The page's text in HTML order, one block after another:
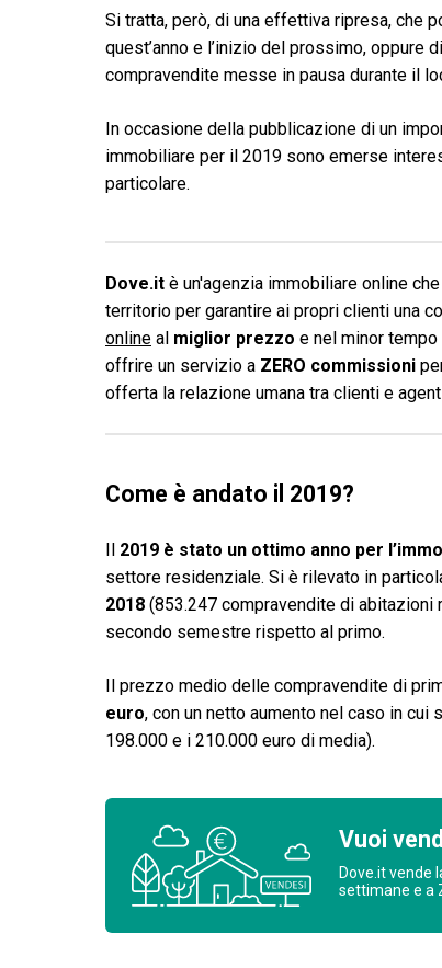
Si tratta, però, di una effettiva ripresa, che
quest’anno e l’inizio del prossimo, oppure
compravendite messe in pausa durante il
In occasione della pubblicazione di un
immobiliare per il 2019 sono emerse
particolare.
Dove.it è un'agenzia immobiliare online
territorio per garantire ai propri clienti una
online al miglior prezzo e nel minor
offrire un servizio a ZERO commissioni
offerta la relazione umana tra clienti e
Come è andato il 2019?
Il 2019 è stato un ottimo anno per
settore residenziale. Si è rilevato in
2018 (853.247 compravendite di
secondo semestre rispetto al primo.
Il prezzo medio delle compravendite di
euro, con un netto aumento nel caso in
198.000 e i 210.000 euro di media).
Vuoi
Dove.it vende
settimane e a